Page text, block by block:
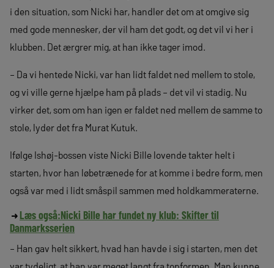
i den situation, som Nicki har, handler det om at omgive sig
med gode mennesker, der vil ham det godt, og det vil vi her i
klubben. Det ærgrer mig, at han ikke tager imod.
– Da vi hentede Nicki, var han lidt faldet ned mellem to stole,
og vi ville gerne hjælpe ham på plads – det vil vi stadig. Nu
virker det, som om han igen er faldet ned mellem de samme to
stole, lyder det fra Murat Kutuk.
Ifølge Ishøj-bossen viste Nicki Bille lovende takter helt i
starten, hvor han løbetrænede for at komme i bedre form, men
også var med i lidt småspil sammen med holdkammeraterne.
Læs også:Nicki Bille har fundet ny klub: Skifter til
Danmarksserien
– Han gav helt sikkert, hvad han havde i sig i starten, men det